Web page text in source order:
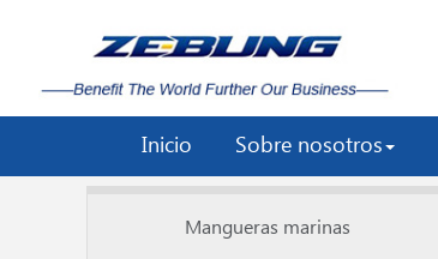
Inicio Sobre nosotros
Mangueras marinas